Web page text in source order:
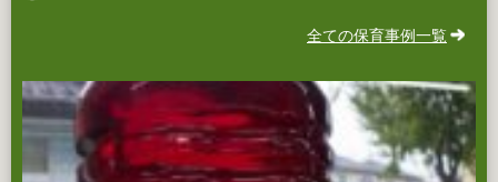
全ての保育事例一覧